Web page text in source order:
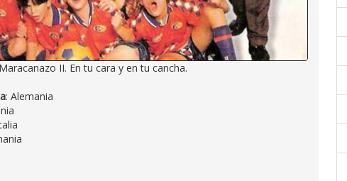
II. En tu cara y en tu cancha.
: Alemania